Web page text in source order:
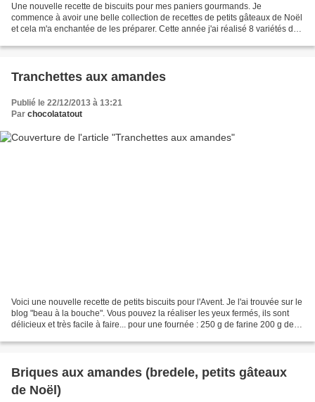
Une nouvelle recette de biscuits pour mes paniers gourmands. Je
commence à avoir une belle collection de recettes de petits gâteaux de Noël
et cela m'a enchantée de les préparer. Cette année j'ai réalisé 8 variétés de
Tranchettes aux amandes
Publié le 22/12/2013 à 13:21
Par chocolatatout
Voici une nouvelle recette de petits biscuits pour l'Avent. Je l'ai trouvée sur le
blog "beau à la bouche". Vous pouvez la réaliser les yeux fermés, ils sont
délicieux et très facile à faire... pour une fournée : 250 g de farine 200 g de
Briques aux amandes (bredele, petits gâteaux
de Noël)